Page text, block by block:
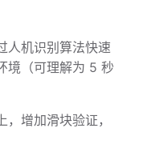
人机识别算法快速
境（可理解为 5 秒
增加滑块验证，